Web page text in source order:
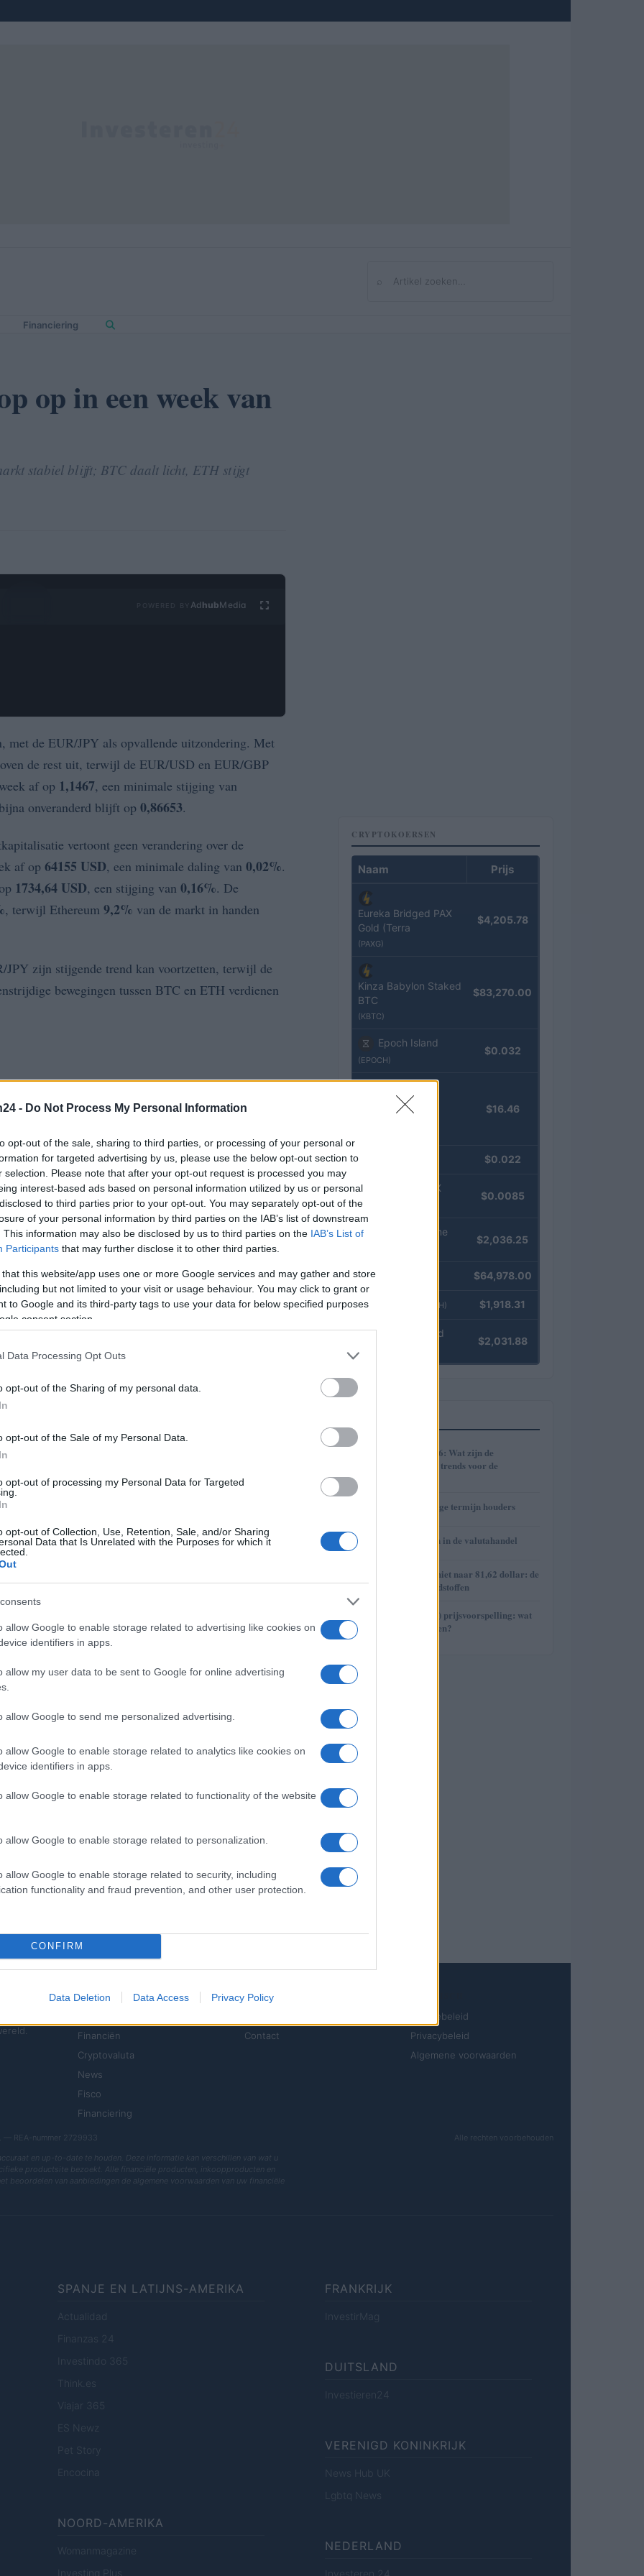
- Do Not Process My Personal Information
opt-out of the sale, sharing to third parties, or processing of your personal or
for targeted advertising by us, please use the below opt-out section to
selection. Please note that after your opt-out request is processed you may
interest-based ads based on personal information utilized by us or personal
to third parties prior to your opt-out. You may separately opt-out of the
of your personal information by third parties on the IAB’s list of downstream
This information may also be disclosed by us to third parties on the IAB’s List of
Participants that may further disclose it to other third parties.
that this website/app uses one or more Google services and may gather and store
but not limited to your visit or usage behaviour. You may click to grant or
to Google and its third-party tags to use your data for below specified purposes
consent section.
Data Processing Opt Outs
opt-out of the Sharing of my personal data.
opt-out of the Sale of my Personal Data.
opt-out of processing my Personal Data for Targeted
opt-out of Collection, Use, Retention, Sale, and/or Sharing
Data that Is Unrelated with the Purposes for which it
allow Google to enable storage related to advertising like cookies on
identifiers in apps.
allow my user data to be sent to Google for online advertising
allow Google to send me personalized advertising.
allow Google to enable storage related to analytics like cookies on
identifiers in apps.
allow Google to enable storage related to functionality of the website
allow Google to enable storage related to personalization.
allow Google to enable storage related to security, including
functionality and fraud prevention, and other user protection.
CONFIRM
Data Deletion Data Access Privacy Policy
Zoeken
Financiering
op in een week van
stabiel blijft; BTC daalt licht, ETH stijgt
Ad hubMedia
met de EUR/JPY als opvallende uitzondering. Met
de rest uit, terwijl de EUR/USD en EUR/GBP
af op 1,1467, een minimale stijging van
bijna onveranderd blijft op 0,86653.
vertoont geen verandering over de
af op 64155 USD, een minimale daling van 0,02%.
1734,64 USD, een stijging van 0,16%. De
, terwijl Ethereum 9,2% van de markt in handen
JPY zijn stijgende trend kan voortzetten, terwijl de
bewegingen tussen BTC en ETH verdienen
advies.
onder druk
NEWS
een week van teruggang in
grondstoffen
CRYPTOKOERSEN
Naam Prijs
Eureka Bridged PAX
Gold (Terra
(PAXG)
$4,205.78
Kinza Babylon Staked
BTC
(KBTC)
$83,270.00
Epoch Island
(EPOCH)
$0.032
Stride Staked
Injective
$16.46
$0.022
FibSwap DEX
(FIBO)
$0.0085
kpk ETH Prime
$2,036.25
$64,978.00
(ETH) $1,918.31
kpk ETH Yield
(KPK ETH YIELD)
$2,031.88
1
Cryptomarkt 2026: Wat zijn de
verwachtingen en trends voor de
De kracht van lange termijn houders
3 Risico’s en kansen in de valutahandel
4
Brent olieprijs schiet naar 81,62 dollar: de
week van de grondstoffen
5
Avalanche (AVAX) prijsvoorspelling: wat
staat ons te wachten?
SECTIES
Financiën
Cryptovaluta
News
Fisco
Financiering
MAGAZINE
Contact
Cookiebeleid
Privacybeleid
Algemene voorwaarden
— REA-nummer 2729933
Alle rechten voorbehouden
en up-to-date te houden. Deze informatie kan verschillen van wat u
productsite bezoekt. Alle financiële producten, inkoopproducten en
beoordelen van aanbiedingen de algemene voorwaarden van uw financiële
SPANJE EN LATIJNS-AMERIKA
Actualidad
Finanzas 24
Investindo 365
Think.es
Viajar 365
ES Newz
Pet Story
Encocina
NOORD-AMERIKA
Womanmagazine
Investing Plus
FRANKRIJK
InvestirMag
DUITSLAND
Investieren24
VERENIGD KONINKRIJK
News Hub UK
Lgbtq News
NEDERLAND
Investeren 24